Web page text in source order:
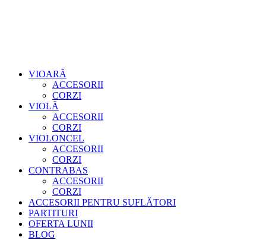
VIOARĂ
ACCESORII
CORZI
VIOLĂ
ACCESORII
CORZI
VIOLONCEL
ACCESORII
CORZI
CONTRABAS
ACCESORII
CORZI
ACCESORII PENTRU SUFLĂTORI
PARTITURI
OFERTA LUNII
BLOG